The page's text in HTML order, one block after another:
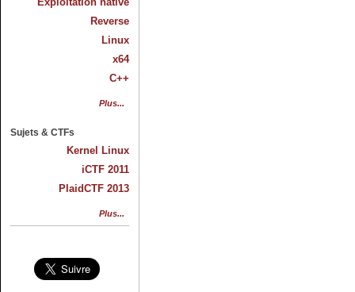
Reverse
Linux
x64
C++
Plus...
Sujets & CTFs
Kernel Linux
iCTF 2011
PlaidCTF 2013
Plus...